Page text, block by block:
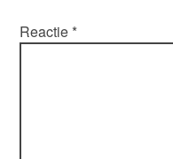
Reactie *